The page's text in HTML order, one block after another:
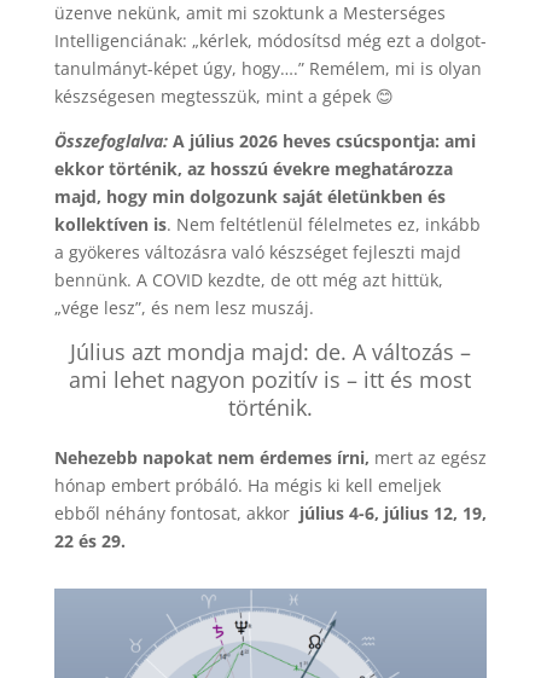
üzenve nekünk, amit mi szoktunk a Mesterséges
Intelligenciának: „kérlek, módosítsd még ezt a dolgot-
tanulmányt-képet úgy, hogy….” Remélem, mi is olyan
készségesen megtesszük, mint a gépek 😊
Összefoglalva: A július 2026 heves csúcspontja: ami
ekkor történik, az hosszú évekre meghatározza
majd, hogy min dolgozunk saját életünkben és
kollektíven is. Nem feltétlenül félelmetes ez, inkább
a gyökeres változásra való készséget fejleszti majd
bennünk. A COVID kezdte, de ott még azt hittük,
„vége lesz”, és nem lesz muszáj.
Július azt mondja majd: de. A változás –
ami lehet nagyon pozitív is – itt és most
történik.
Nehezebb napokat nem érdemes írni, mert az egész
hónap embert próbáló. Ha mégis ki kell emeljek
ebből néhány fontosat, akkor július 4-6, július 12, 19,
22 és 29.